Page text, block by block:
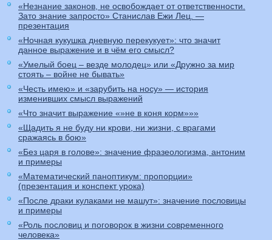
«Незнание законов, не освобождает от ответственности.
Зато знание запросто» Станислав Ежи Лец. —
презентация
«Ночная кукушка дневную перекукует»: что значит
данное выражение и в чём его смысл?
«Умелый боец – везде молодец» или «Дружно за мир
стоять – войне не бывать»
«Честь имею» и «зарубить на носу» — история
изменивших смысл выражений
«Что значит выражение «»не в коня корм»»»
«Щадить я не буду ни крови, ни жизни, с врагами
сражаясь в бою»
«Без царя в голове»: значение фразеологизма, антоним
и примеры
«Математический паноптикум: пропорции»
(презентация и конспект урока)
«После драки кулаками не машут»: значение пословицы
и примеры
«Роль пословиц и поговорок в жизни современного
человека»